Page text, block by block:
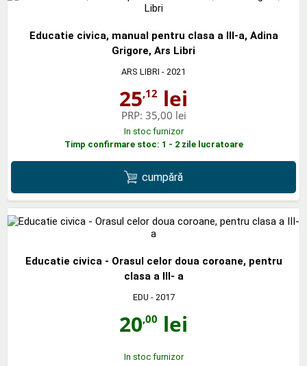
Educatie civica, manual pentru clasa a III-a, Adina
Grigore, Ars Libri
ARS LIBRI - 2021
25,12 lei
PRP: 35,00 lei
In stoc furnizor
Timp confirmare stoc: 1 - 2 zile lucratoare
cumpără
Educatie civica - Orasul celor doua coroane, pentru
clasa a III- a
EDU - 2017
20,00 lei
In stoc furnizor